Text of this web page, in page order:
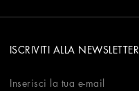
ISCRIVITI ALLA NEWSLETTER